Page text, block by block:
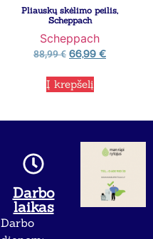
Pliauskų skėlimo peilis,
Scheppach
Scheppach
88,99€ 66,99 €
Į krepšelį
Darbo
laikas
Darbo